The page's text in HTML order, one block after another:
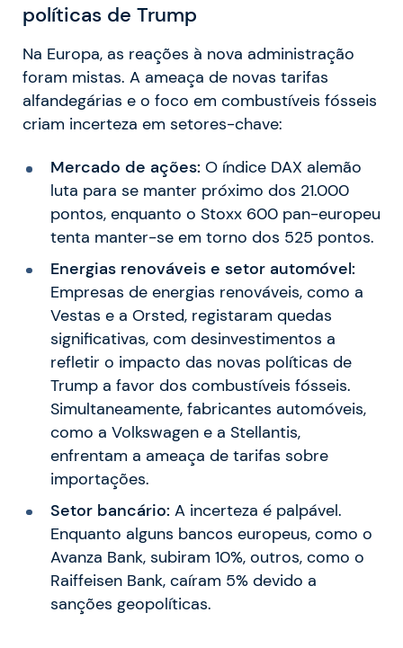
políticas de Trump
Na Europa, as reações à nova administração
foram mistas. A ameaça de novas tarifas
alfandegárias e o foco em combustíveis fósseis
criam incerteza em setores-chave:
Mercado de ações: O índice DAX alemão
luta para se manter próximo dos 21.000
pontos, enquanto o Stoxx 600 pan-europeu
tenta manter-se em torno dos 525 pontos.
Energias renováveis e setor automóvel:
Empresas de energias renováveis, como a
Vestas e a Orsted, registaram quedas
significativas, com desinvestimentos a
refletir o impacto das novas políticas de
Trump a favor dos combustíveis fósseis.
Simultaneamente, fabricantes automóveis,
como a Volkswagen e a Stellantis,
enfrentam a ameaça de tarifas sobre
importações.
Setor bancário: A incerteza é palpável.
Enquanto alguns bancos europeus, como o
Avanza Bank, subiram 10%, outros, como o
Raiffeisen Bank, caíram 5% devido a
sanções geopolíticas.